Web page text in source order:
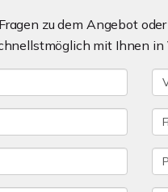
zu dem Angebot
mit Ihnen in